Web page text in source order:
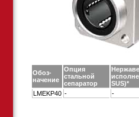
Обоз-
начение
Опция
стальной
сепаратор
SUS)*
LMEKP40 - -